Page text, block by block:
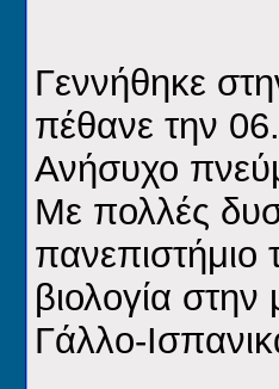
Γεννήθηκε
πέθανε την
Ανήσυχο
Με πολλές
βιολογία
Γάλλο-